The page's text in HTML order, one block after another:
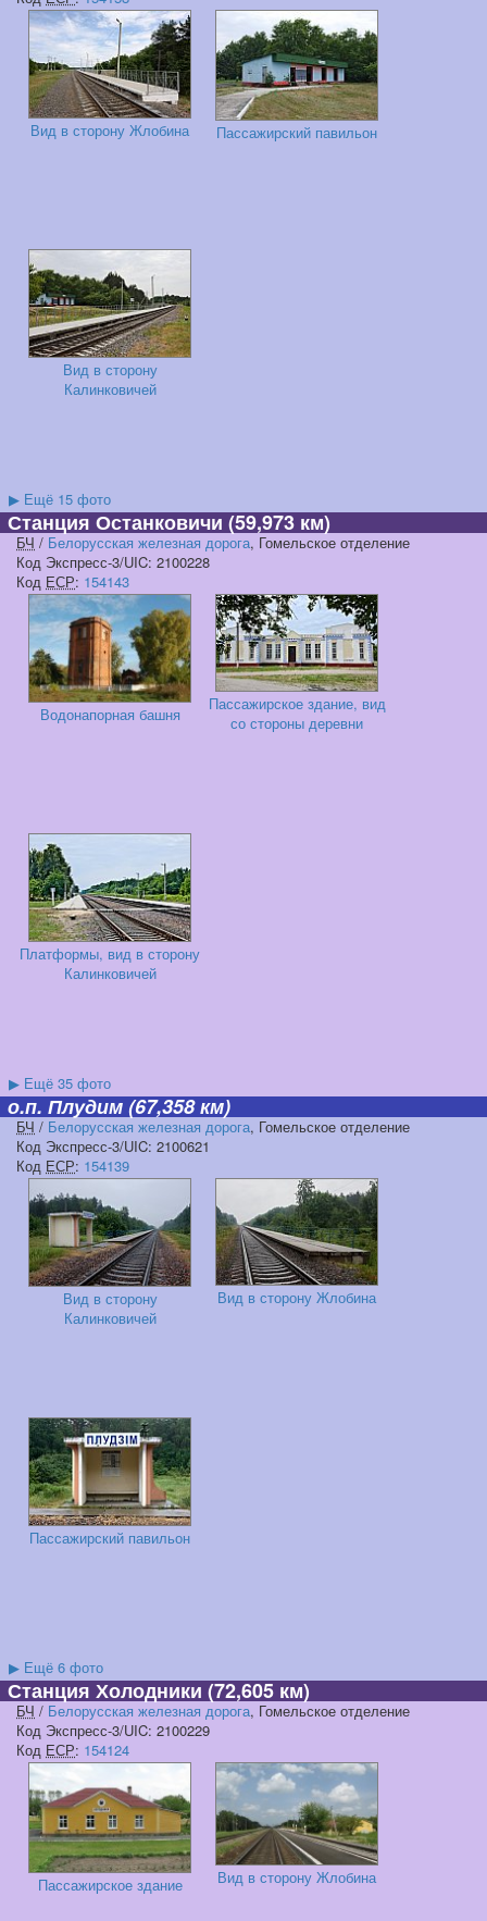
Вид в сторону Жлобина Пассажирский павильон
Вид в сторону
Калинковичей
▶ Ещё 15 фото
Станция Останковичи(59,973 км)
БЧ / Белорусская железная дорога, Гомельское отделение
Код Экспресс-3/UIC: 2100228
Код ЕСР: 154143
Водонапорная башня
Пассажирское здание, вид
со стороны деревни
Платформы, вид в сторону
Калинковичей
▶ Ещё 35 фото
о.п. Плудим(67,358 км)
БЧ / Белорусская железная дорога, Гомельское отделение
Код Экспресс-3/UIC: 2100621
Код ЕСР: 154139
Вид в сторону
Калинковичей
Вид в сторону Жлобина
Пассажирский павильон
▶ Ещё 6 фото
Станция Холодники(72,605 км)
БЧ / Белорусская железная дорога, Гомельское отделение
Код Экспресс-3/UIC: 2100229
Код ЕСР: 154124
Пассажирское здание Вид в сторону Жлобина